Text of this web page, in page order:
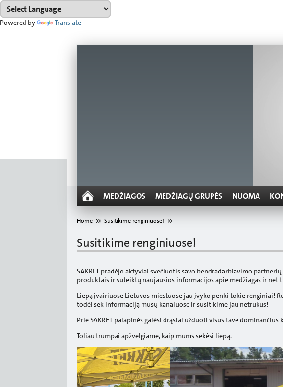
Powered by Translate
MEDŽIAGOS MEDŽIAGŲ GRUPĖS NUOMA
Home Susitikime renginiuose!
Susitikime renginiuose!
SAKRET pradėjo aktyviai svečiuotis savo bendradarbiavimo
produktais ir suteiktų naujausios informacijos apie medžiagas ir net
Liepą įvairiuose Lietuvos miestuose jau įvyko penki tokie renginiai!
todėl sek informaciją mūsų kanaluose ir susitikime jau netrukus!
Prie SAKRET palapinės galėsi drąsiai užduoti visus tave
Toliau trumpai apžvelgiame, kaip mums sekėsi liepą.